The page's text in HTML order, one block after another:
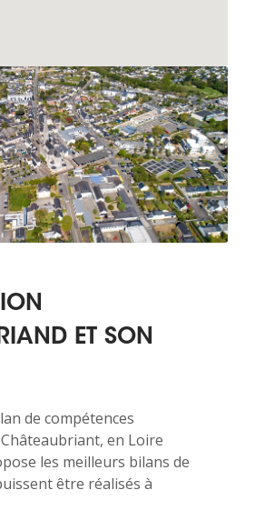
ET SON
de compétences
en Loire
les meilleurs bilans de
être réalisés à